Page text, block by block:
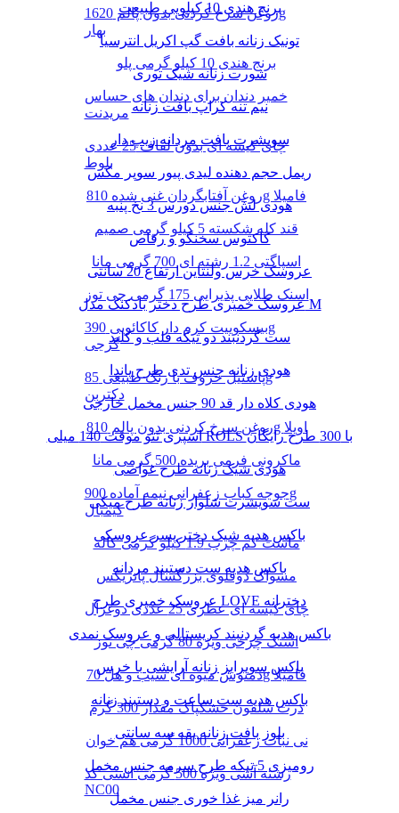
روغن سرخ کردنی بدون پالم 1620g
بهار
برنج هندی 10 کیلو گرمی پلو
خمیر دندان برای دندان های حساس
مریدنت
چای کیسه ای بدون لفاف 25 عددی
بلوط
روغن آفتابگردان غنی شده 810g فامیلا
قند کله شکسته 5 کیلو گرمی صمیم
اسپاگتی 1.2 رشته ای 700 گرمی مانا
اسنک طلایی پذیرایی 175 گرمی چی توز
بیسکوییت کرم دار کاکائویی 390g
گرجی
پاستیل حروف با رنگ طبیعی 85g
دکتربن
روغن سرخ کردنی بدون پالم 810g اویلا
ماکرونی فرمی بریده 500 گرمی مانا
جوجه کباب زعفرانی نیمه آماده 900g
کیمبال
ماست کم چرب 1.9 کیلو گرمی کاله
مسواک دوقلوی بزرگسال پاتریکس
چای کیسه ای عطری 25 عددی دوغزال
اسنک چرخی ویژه 80 گرمی چی توز
دمنوش میوه ای سیب و هل 70g فامیلا
ذرت سلفون خشکپاک مقدار 300 گرم
نی نبات زعفرانی 1000 گرمی هم خوان
رشته آشی ویژه 500 گرمی انسی کد
NC00
برنج هندی 10 کیلویی طبیعت
تونیک زنانه بافت گپ اکریل انترسیا
شورت زنانه شیک توری
نیم تنه کراپ بافت زنانه
سویشرت بافت مردانه زیپ دار
ریمل حجم دهنده لیدی پیور سوپر مکس
هودی لش جنس دورس 3 نخ پنبه
کاکتوس سخنگو و رقاص
عروسک خرس ولنتاین ارتفاع 20 سانتی
عروسک خمیری طرح دختر بادکنک مدل M
ست گردنبند دو تیکه قلب و کلید
هودی زنانه جنس تدی طرح پاندا
هودی کلاه دار قد 90 جنس مخمل خارجی
اسپری تتو موقت 140 میلی ROLS با 300 طرح رایگان
هودی شیک زنانه طرح غواصی
ست سویشرت شلوار زنانه طرح میکی
باکس هدیه شیک دختر پسر عروسکی
باکس هدیه ست دستبند مردانه
عروسک خمیری طرح LOVE دخترانه
باکس هدیه گردنبند کریستالی و عروسک نمدی
باکس سوپرایز زنانه آرایشی با خرس
باکس هدیه ست ساعت و دستبند زنانه
بلوز بافت زنانه یقه سه سانتی
رومیزی 5 تیکه طرح سرمه جنس مخمل
رانر میز غذا خوری جنس مخمل